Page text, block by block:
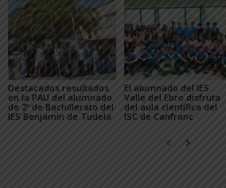
Destacados resultados
en la PAU del alumnado
de 2º de Bachillerato del
IES Benjamín de Tudela
El alumnado del IES
Valle del Ebro disfruta
del aula científica del
lSC de Canfranc